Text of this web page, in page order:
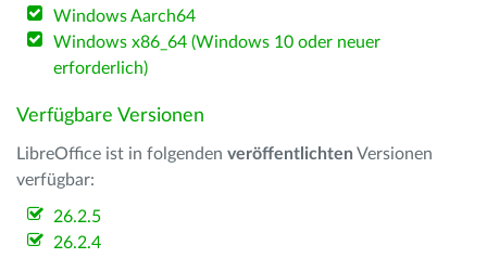
Windows Aarch64
Windows x86_64 (Windows 10 oder neuer
erforderlich)
Verfügbare Versionen
LibreOffice ist in folgenden veröffentlichten Versionen
verfügbar:
26.2.5
26.2.4